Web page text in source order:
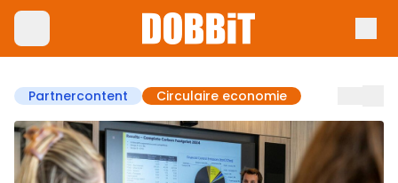
Partnercontent Circulaire economie